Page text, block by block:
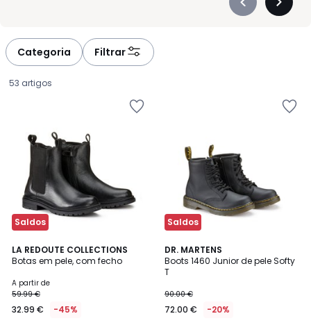
Précédent
Categoria Filtrar
53 artigos
Saldos
LA REDOUTE COLLECTIONS
Botas em pele, com fecho
Preço
a
partir
A partir de
59.99 €
32.99 € -45%
4,5
/ 5
2
Cores
Saldos
DR. MARTENS
Boots 1460 Junior de pele Softy
T
90.00 €
72.00 € -20%
4,4
/ 5